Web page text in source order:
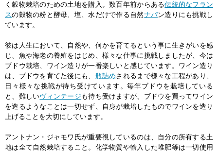
く穀物栽培のための土地を購入。数百年前からある伝統的なフラン
スの穀物の粉と酵母、塩、水だけで作る自然ナパン造りにも挑戦し
ています。
彼は人生において、自然や、何かを育てるという事に生きがいを感
じ、魚や海老の養殖をはじめ、様々な仕事に挑戦しましたが、今は
ブドウ栽培、ワイン造りが一番楽しいと感じています。ワイン造り
は、ブドウを育てた後にも、 瓶詰めされるまで様々な工程があり、
日々様々な挑戦が待ち受けています。毎年ブドウを栽培している
と、難しいヴィンテージも待ち受けますが、ブドウを買ってワイン
を造るようなことは一切せず、自身が栽培したものでワインを造り
上げることを大切にしています。
アントナン・ジャモワ氏が重要視しているのは、自分の所有する土
地は全て自然栽培すること。化学物質や輸入した堆肥等は一切使用